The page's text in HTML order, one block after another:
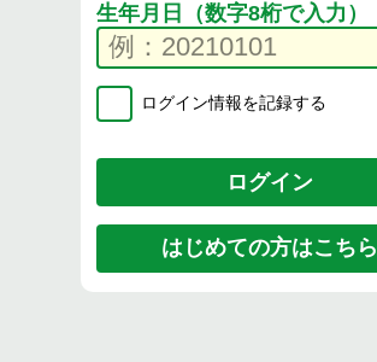
生年月日（数字8桁で入力）
ログイン情報を記録する
はじめての方はこちら